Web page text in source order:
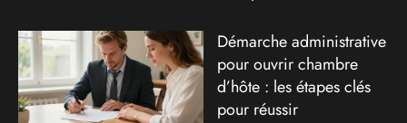
Démarche administrative
pour ouvrir chambre
d’hôte : les étapes clés
pour réussir